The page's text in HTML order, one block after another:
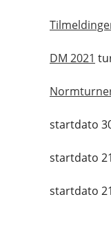
DM 2021
startdato
startdato
startdato